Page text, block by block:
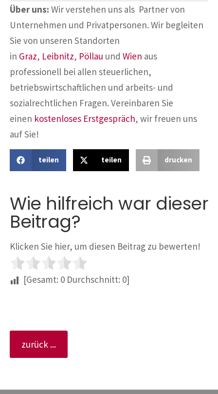
Über uns: Wir verstehen uns als Partner von
Unternehmen und Privatpersonen. Wir begleiten
Sie von unseren Standorten
in Graz, Leibnitz, Pöllau und Wien aus
professionell bei allen steuerlichen,
betriebswirtschaftlichen und arbeits- und
sozialrechtlichen Fragen. Vereinbaren Sie
einen kostenloses Erstgespräch, wir freuen uns
auf Sie!
teilen teilen drucken
Wie hilfreich war dieser
Beitrag?
Klicken Sie hier, um diesen Beitrag zu bewerten!
[Gesamt: 0 Durchschnitt: 0]
zurück ...